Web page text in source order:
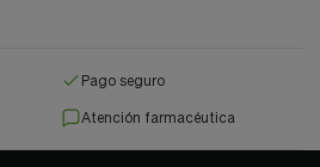
Pago seguro
Atención farmacéutica